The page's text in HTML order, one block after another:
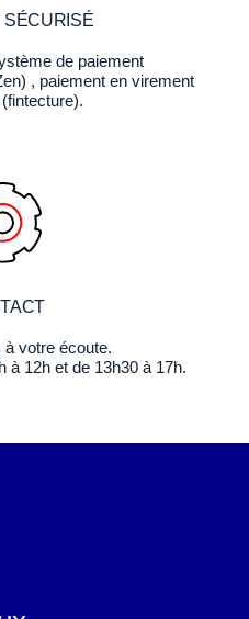
SÉCURISÉ
de paiement
, paiement en virement
votre écoute.
à 12h et de 13h30 à 17h.